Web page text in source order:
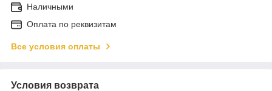
Наличными
Оплата по реквизитам
Все условия оплаты
Условия возврата